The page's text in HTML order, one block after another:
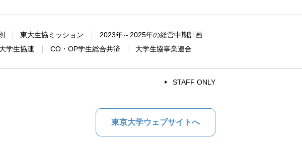
東大生協ミッション
2023年～2025年の経営中期計画
学生協連 CO・OP学生総合共済 大学生協事業連合
STAFF ONLY
東京大学ウェブサイトへ